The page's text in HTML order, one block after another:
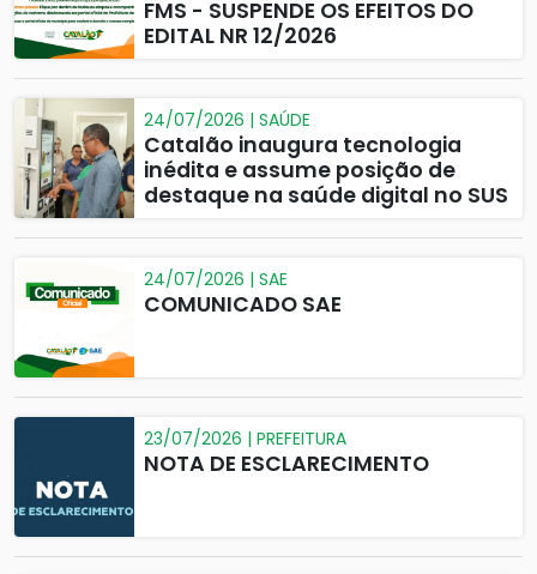
FMS - SUSPENDE OS EFEITOS DO
EDITAL NR 12/2026
24/07/2026 | SAÚDE
Catalão inaugura tecnologia
inédita e assume posição de
destaque na saúde digital no SUS
24/07/2026 | SAE
COMUNICADO SAE
23/07/2026 | PREFEITURA
NOTA DE ESCLARECIMENTO